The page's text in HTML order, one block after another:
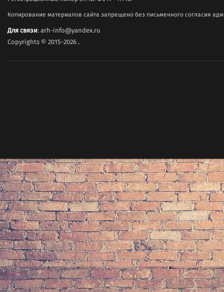
Копирование материалов сайта запрещено без письменного согласия
Для связи: arh-info@yandex.ru
Copyrights © 2015-2026.